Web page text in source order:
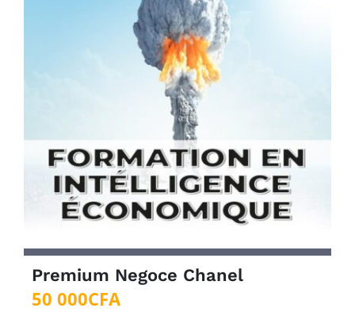
Premium Negoce Chanel
50 000CFA